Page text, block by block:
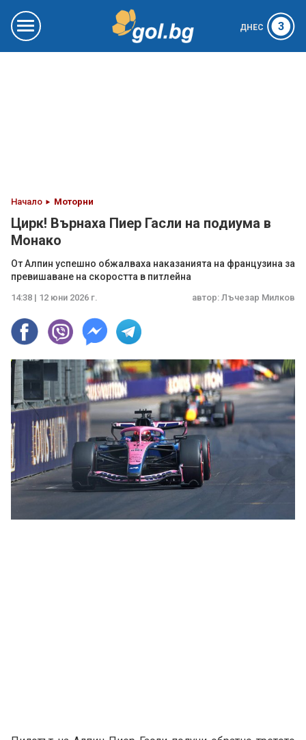
ДНЕС 3
Начало Моторни
Цирк! Върнаха Пиер Гасли на подиума в
Монако
От Алпин успешно обжалваха наказанията на французина за
превишаване на скоростта в питлейна
14:38 | 12 юни 2026 г. автор: Лъчезар Милков